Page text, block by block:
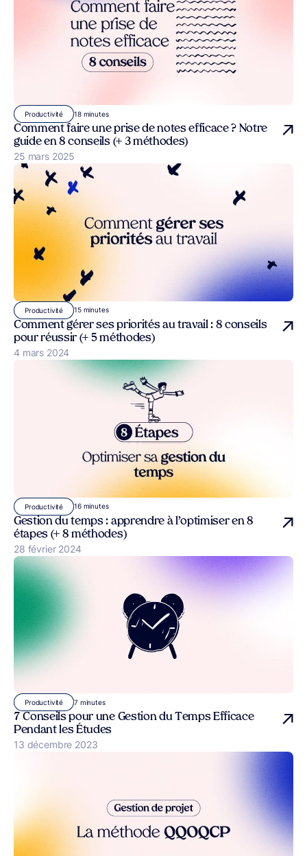
Productivité 18 minutes
Comment faire une prise de notes efficace ? Notre
guide en 8 conseils (+ 3 méthodes)
Publié le
25 mars 2025
Productivité 15 minutes
Comment gérer ses priorités au travail : 8 conseils
pour réussir (+ 5 méthodes)
Publié le
4 mars 2024
Productivité 16 minutes
Gestion du temps : apprendre à l’optimiser en 8
étapes (+ 8 méthodes)
Publié le
28 février 2024
Productivité 7 minutes
7 Conseils pour une Gestion du Temps Efficace
Pendant les Études
Publié le
13 décembre 2023